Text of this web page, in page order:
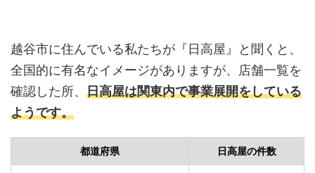
越谷市に住んでいる私たちが『日高屋』と聞くと、
全国的に有名なイメージがありますが、店舗一覧を
確認した所、 日高屋は関東内で事業展開をしている
ようです。
都道府県 日高屋の件数